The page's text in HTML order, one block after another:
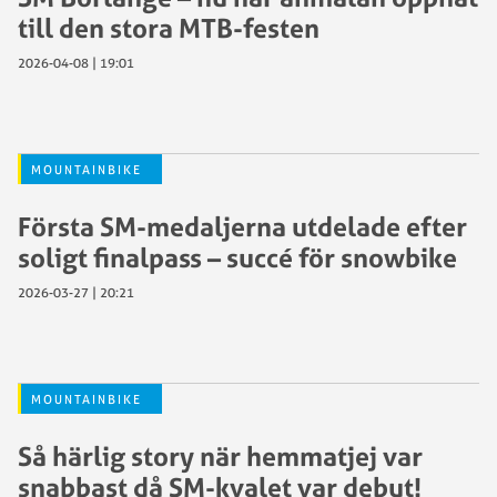
till den stora MTB-festen
2026-04-08 | 19:01
MOUNTAINBIKE
Första SM-medaljerna utdelade efter
soligt finalpass – succé för snowbike
2026-03-27 | 20:21
MOUNTAINBIKE
Så härlig story när hemmatjej var
snabbast då SM-kvalet var debut!